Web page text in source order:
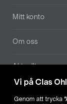
Vi på Clas
Genom att trycka
Mitt konto
Om oss
Aktuellt